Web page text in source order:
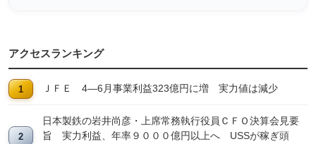
アクセスランキング
ＪＦＥ 4―6月事業利益323億円に増 実力値は減少
日本製鉄の岩井尚彦・上席常務執行役員ＣＦＯ決算会見要
旨 実力利益、年率９０００億円以上へ USSが稼ぎ頭